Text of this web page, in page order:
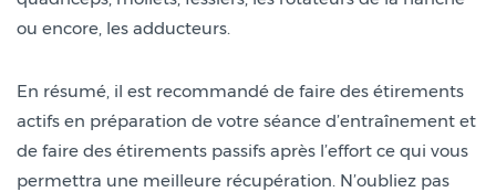
ou encore, les adducteurs.
En résumé, il est recommandé de faire des étirements
actifs en préparation de votre séance d’entraînement et
de faire des étirements passifs après l’effort ce qui vous
permettra une meilleure récupération. N’oubliez pas